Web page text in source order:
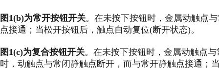
图1(b)为常开按钮开关。在未按下按钮时，金属动触点
点接通；当松开按钮后，触点自动复位(断开状态)。
图1(c)为复合按钮开关。在未按下按钮时，金属动触点
时，动触点与常闭静触点断开，而与常开静触点接通；